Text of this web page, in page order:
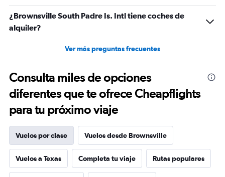
¿Brownsville South Padre Is. Intl tiene coches de
alquiler?
Ver más preguntas frecuentes
Consulta miles de opciones
diferentes que te ofrece Cheapflights
para tu próximo viaje
Vuelos por clase Vuelos desde Brownsville
Vuelos a Texas Completa tu viaje Rutas populares